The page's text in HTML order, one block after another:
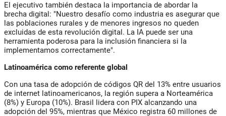
El ejecutivo también destaca la importancia de abordar la
brecha digital: "Nuestro desafío como industria es asegurar que
las poblaciones rurales y de menores ingresos no queden
excluidas de esta revolución digital. La IA puede ser una
herramienta poderosa para la inclusión financiera si la
implementamos correctamente".
Latinoamérica como referente global
Con una tasa de adopción de códigos QR del 13% entre usuarios
de internet latinoamericanos, la región supera a Norteamérica
(8%) y Europa (10%). Brasil lidera con PIX alcanzando una
adopción del 95%, mientras que México registra 60 millones de